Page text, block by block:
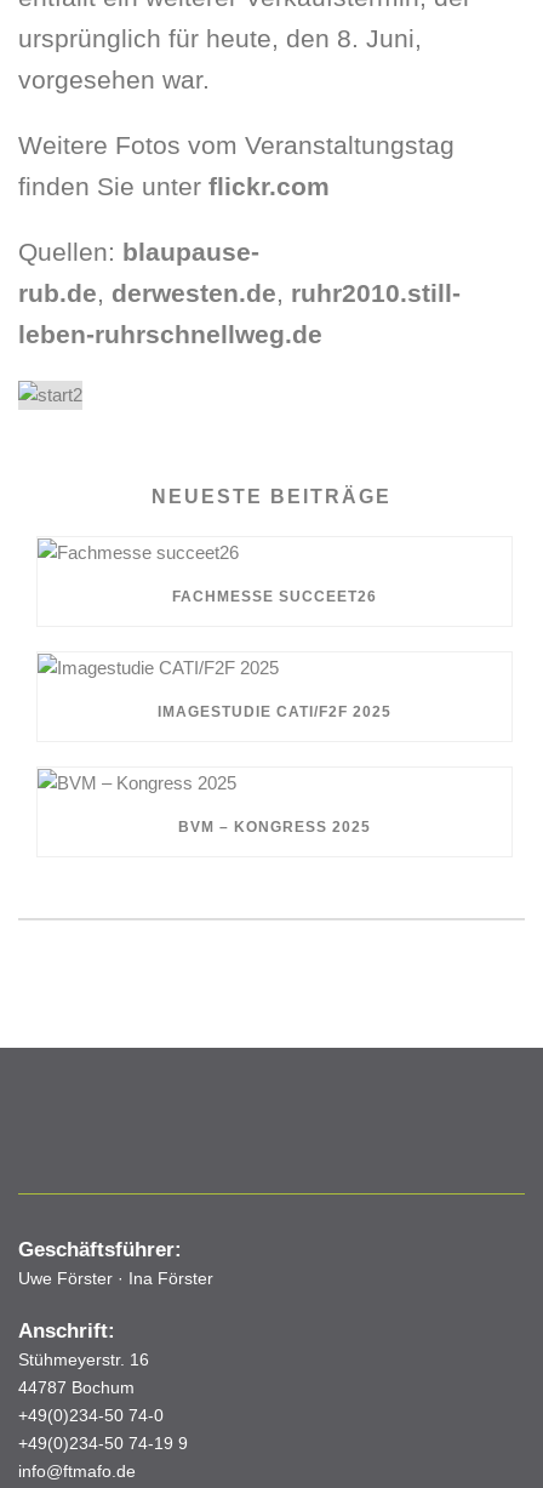
ursprünglich für heute, den 8. Juni,
vorgesehen war.
Weitere Fotos vom Veranstaltungstag
finden Sie unter flickr.com
Quellen: blaupause-
rub.de, derwesten.de, ruhr2010.still-
leben-ruhrschnellweg.de
NEUESTE BEITRÄGE
FACHMESSE SUCCEET26
IMAGESTUDIE CATI/F2F 2025
BVM – KONGRESS 2025
Geschäftsführer:
Uwe Förster · Ina Förster
Anschrift:
Stühmeyerstr. 16
44787 Bochum
+49(0)234-50 74-0
+49(0)234-50 74-19 9
info@ftmafo.de